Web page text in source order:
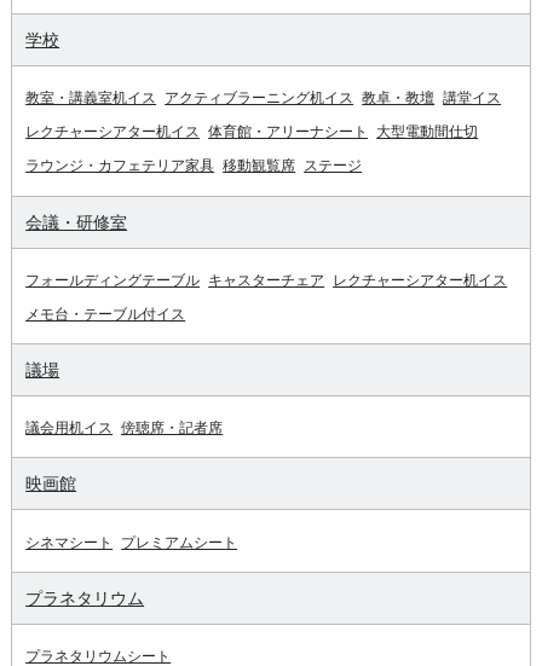
学校
教室・講義室机イス アクティブラーニング机イス 教卓・教壇 講堂イス
レクチャーシアター机イス 体育館・アリーナシート
大型電動間仕切
ラウンジ・カフェテリア家具 移動観覧席 ステージ
会議・研修室
フォールディングテーブル キャスターチェア
レクチャーシアター机イス
メモ台・テーブル付イス
議場
議会用机イス 傍聴席・記者席
映画館
シネマシート プレミアムシート
プラネタリウム
プラネタリウムシート